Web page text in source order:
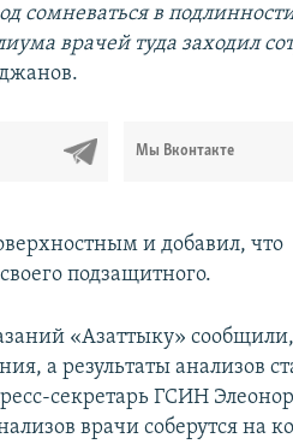
сомневаться в
врачей туда заходил
Мы Вконтакте
и добавил, что
подзащитного.
«Азаттыку»
а результаты анализов
секретарь ГСИН
врачи соберутся на